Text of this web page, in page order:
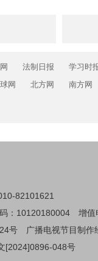
法制日报 学习时
网
北方网 南方网
82101621
：10120180004
增值
号
广播电视节目制
[2024]0896-048号